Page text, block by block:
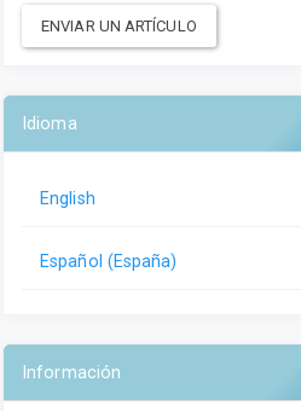
ENVIAR UN ARTÍCULO
Idioma
English
Español (España)
Información